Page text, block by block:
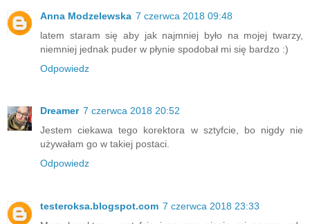
Anna Modzelewska 7 czerwca 2018 09:48
latem staram się aby jak najmniej było na mojej twarzy,
niemniej jednak puder w płynie spodobał mi się bardzo :)
Odpowiedz
Dreamer 7 czerwca 2018 20:52
Jestem ciekawa tego korektora w sztyfcie, bo nigdy nie
używałam go w takiej postaci.
Odpowiedz
testeroksa.blogspot.com 7 czerwca 2018 23:33